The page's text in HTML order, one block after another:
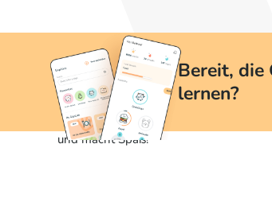
Bereit, die
lernen?
Mit yoDGS ist das Erlernen der
und macht Spaß!